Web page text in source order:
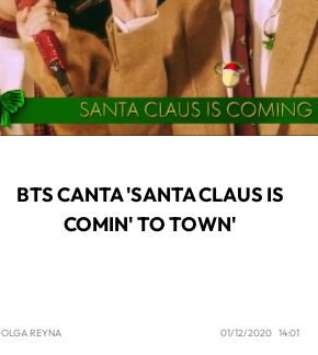
BTS CANTA 'SANTA CLAUS IS
COMIN' TO TOWN'
OLGA REYNA 01/12/2020 14:01